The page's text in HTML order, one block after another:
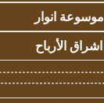
موسوعة انوار
اشراق الأرباح